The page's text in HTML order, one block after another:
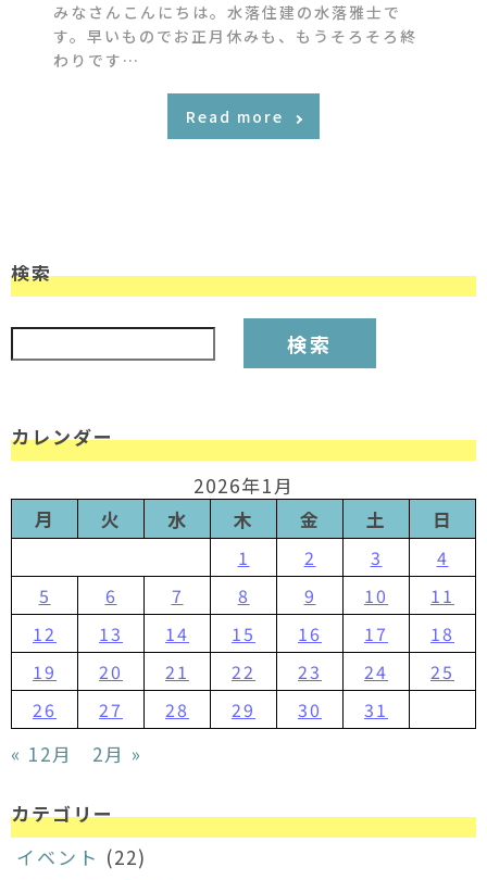
みなさんこんにちは。水落住建の水落雅士で
す。早いものでお正月休みも、もうそろそろ終
わりです…
Read more
検索
検索:
カレンダー
2026年1月
月
火 水 木 金 土 日
1 2 3
4
5
6 7 8 9 10
11
12
13 14 15 16 17
18
19
20 21 22 23 24
25
26
27 28 29 30 31
« 12月 2月 »
カテゴリー
イベント (22)